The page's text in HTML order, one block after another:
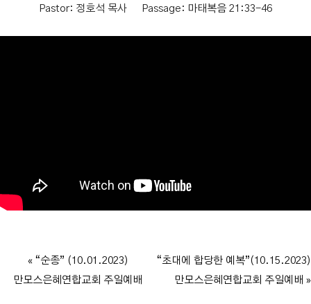
Pastor: 정호석 목사 Passage: 마태복음 21:33-46
« “순종” (10.01.2023)
만모스은혜연합교회 주일예배
“초대에 합당한 예복”(10.15.2023)
만모스은혜연합교회 주일예배 »